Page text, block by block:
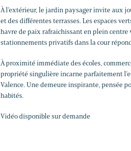
À l’extérieur, le jardin paysager invite aux
et des différentes terrasses. Les espaces
havre de paix rafraichissant en plein centre
stationnements privatifs dans la cour
À proximité immédiate des écoles,
propriété singulière incarne parfaitement
Valence. Une demeure inspirante, pensée
habités.
Vidéo disponible sur demande